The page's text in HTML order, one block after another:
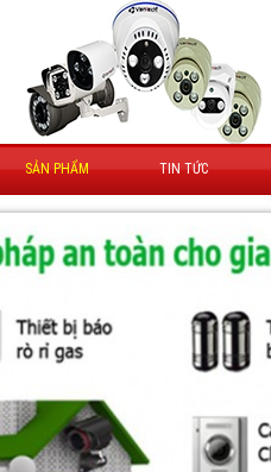
SẢN PHẨM TIN TỨC